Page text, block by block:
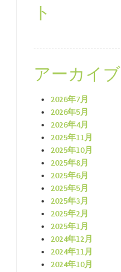
ト
アーカイブ
2026年7月
2026年5月
2026年4月
2025年11月
2025年10月
2025年8月
2025年6月
2025年5月
2025年3月
2025年2月
2025年1月
2024年12月
2024年11月
2024年10月